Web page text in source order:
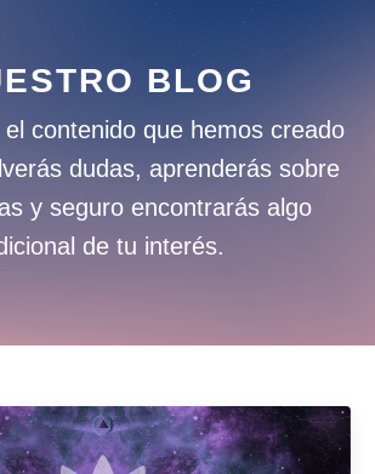
BLOG
contenido que hemos creado
dudas, aprenderás sobre
y seguro encontrarás algo
de tu interés.